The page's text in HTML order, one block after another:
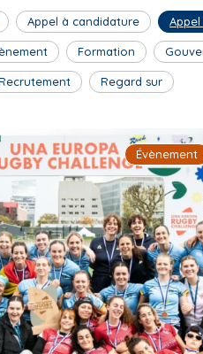
Appel à candidature
Formation
Regard sur
Évènement